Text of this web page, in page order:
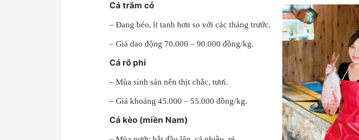
Cá trắm cỏ
– Đang béo, ít tanh hơn so với các tháng trước.
– Giá dao động 70.000 – 90.000 đồng/kg.
Cá rô phi
– Mùa sinh sản nên thịt chắc, tươi.
– Giá khoảng 45.000 – 55.000 đồng/kg.
Cá kèo (miền Nam)